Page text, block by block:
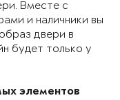
Вместе с
и наличники вы
двери в
будет только у
элементов